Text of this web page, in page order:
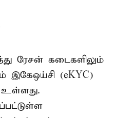
ரேசன் கடைகளிலும்
இகேஒய்சி (eKYC)
உள்ளது.